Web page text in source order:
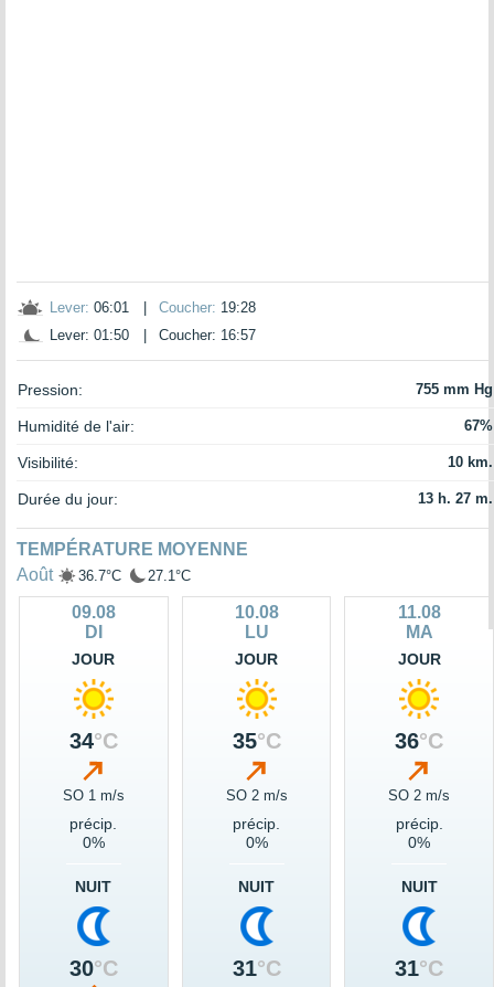
Lever: 06:01 Coucher: 19:28
Lever: 01:50
Coucher: 16:57
Pression: 755 mm Hg
Humidité de l'air: 67%
Visibilité: 10 km.
Durée du jour: 13 h. 27 m.
TEMPÉRATURE MOYENNE
Août
36.7°C 27.1°C
09.08
DI
JOUR
34°C
SO 1 m/s
précip.
0%
NUIT
30°C
10.08
LU
JOUR
35°C
SO 2 m/s
précip.
0%
NUIT
31°C
11.08
MA
JOUR
36°C
SO 2 m/s
précip.
0%
NUIT
31°C